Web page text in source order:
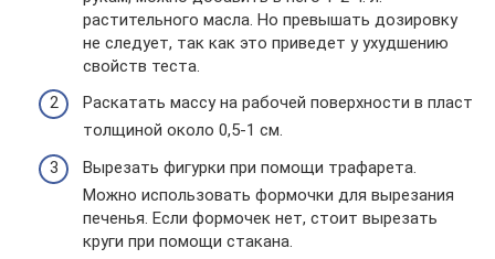
растительного масла. Но превышать дозировку
не следует, так как это приведет у ухудшению
свойств теста.
Раскатать массу на рабочей поверхности в пласт
толщиной около 0,5-1 см.
Вырезать фигурки при помощи трафарета.
Можно использовать формочки для вырезания
печенья. Если формочек нет, стоит вырезать
круги при помощи стакана.